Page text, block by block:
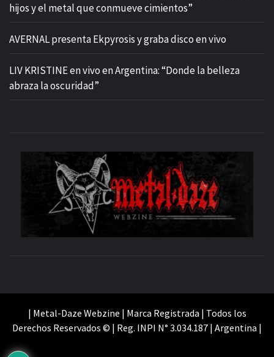
hijos y el metal que conmueve cimientos”
AVERNAL presenta Ekpyrosis y graba disco en vivo
LIV KRISTINE en vivo en Argentina: “Donde la belleza
abraza la oscuridad”
| Metal-Daze Webzine | Marca Registrada | Todos los
Derechos Reservados © | Reg. INPI N° 3.034.187 | Argentina |